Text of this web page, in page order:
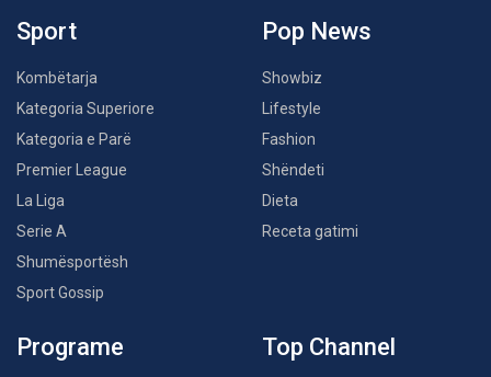
Sport
Kombëtarja
Kategoria Superiore
Kategoria e Parë
Premier League
La Liga
Serie A
Shumësportësh
Sport Gossip
Pop News
Showbiz
Lifestyle
Fashion
Shëndeti
Dieta
Receta gatimi
Programe Top Channel